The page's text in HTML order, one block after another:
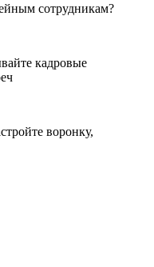
сотрудникам?
кадровые
воронку,